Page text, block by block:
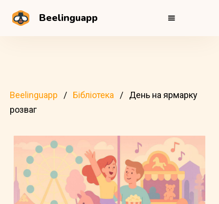
Beelinguapp
Beelinguapp Бібліотека
День на ярмарку
розваг